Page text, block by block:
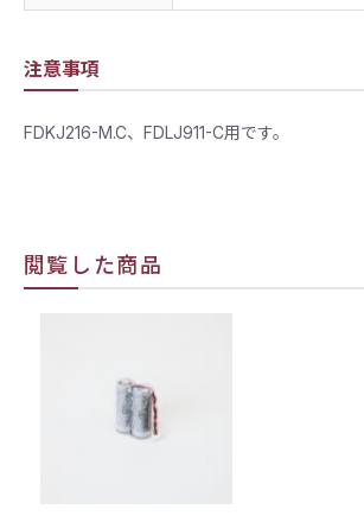
注意事項
FDKJ216-M.C、FDLJ911-C用です。
閲覧した商品